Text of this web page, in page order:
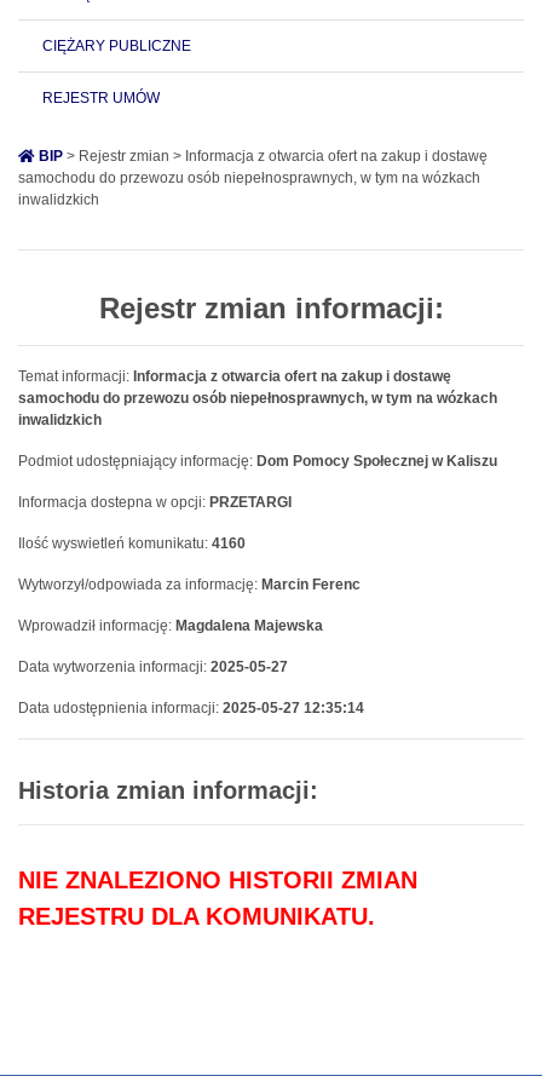
CIĘŻARY PUBLICZNE
REJESTR UMÓW
BIP > Rejestr zmian > Informacja z otwarcia ofert na zakup i dostawę
samochodu do przewozu osób niepełnosprawnych, w tym na wózkach
inwalidzkich
Rejestr zmian informacji:
Temat informacji: Informacja z otwarcia ofert na zakup i dostawę
samochodu do przewozu osób niepełnosprawnych, w tym na wózkach
inwalidzkich
Podmiot udostępniający informację: Dom Pomocy Społecznej w Kaliszu
Informacja dostepna w opcji: PRZETARGI
Ilość wyswietleń komunikatu: 4160
Wytworzył/odpowiada za informację: Marcin Ferenc
Wprowadził informację: Magdalena Majewska
Data wytworzenia informacji: 2025-05-27
Data udostępnienia informacji: 2025-05-27 12:35:14
Historia zmian informacji:
NIE ZNALEZIONO HISTORII ZMIAN
REJESTRU DLA KOMUNIKATU.